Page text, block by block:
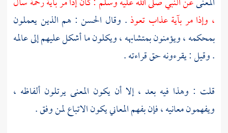
، وإذا مر بآية عذاب تعوذ. وقال الحسن : هم الذين يعملون
بمحكمه ، ويؤمنون بمتشابهه ، ويكلون ما أشكل عليهم إلى عالمه
. وقيل : يقرءونه حق قراءته .
قلت : وهذا فيه بعد ، إلا أن يكون المعنى يرتلون ألفاظه ،
ويفهمون معانيه ، فإن بفهم المعاني يكون الاتباع لمن وفق .